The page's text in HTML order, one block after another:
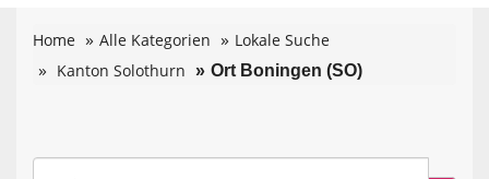
Home Alle Kategorien
Lokale Suche
Kanton Solothurn
Ort Boningen (SO)